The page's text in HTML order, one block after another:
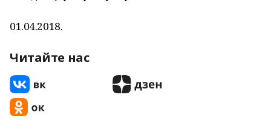
01.04.2018.
Читайте нас